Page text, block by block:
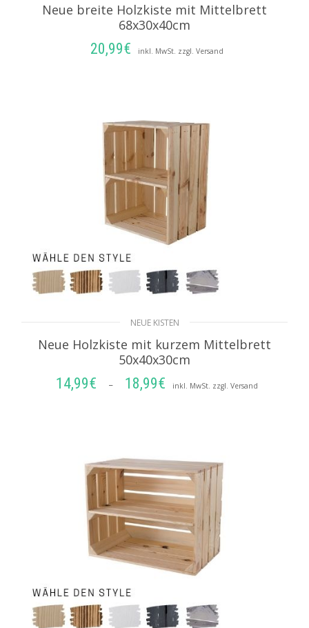
Neue breite Holzkiste mit Mittelbrett
68x30x40cm
20,99€ inkl. MwSt. zzgl. Versand
NEUE KISTEN
Neue Holzkiste mit kurzem Mittelbrett
50x40x30cm
14,99€ – 18,99€
Preisspanne:
inkl. MwSt. zzgl. Versand